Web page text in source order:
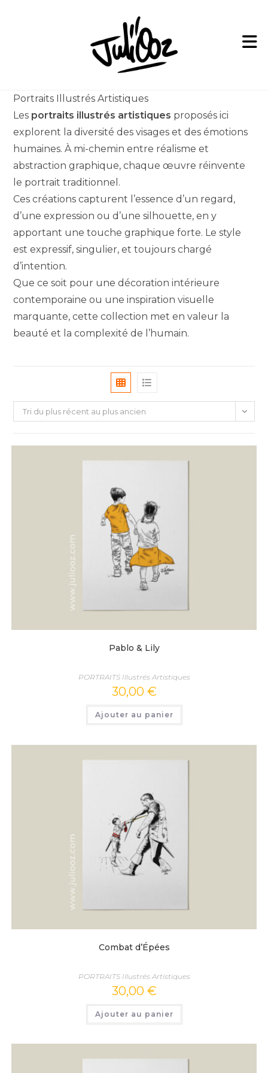
Portraits Illustrés Artistiques
Les portraits illustrés artistiques proposés ici
explorent la diversité des visages et des émotions
humaines. À mi-chemin entre réalisme et
abstraction graphique, chaque œuvre réinvente
le portrait traditionnel.
Ces créations capturent l’essence d’un regard,
d’une expression ou d’une silhouette, en y
apportant une touche graphique forte. Le style
est expressif, singulier, et toujours chargé
d’intention.
Que ce soit pour une décoration intérieure
contemporaine ou une inspiration visuelle
marquante, cette collection met en valeur la
beauté et la complexité de l’humain.
Tri du plus récent au plus ancien
Pablo & Lily
PORTRAITS Illustrés Artistiques
30,00 €
Ajouter au panier
Combat d’Épées
PORTRAITS Illustrés Artistiques
30,00 €
Ajouter au panier